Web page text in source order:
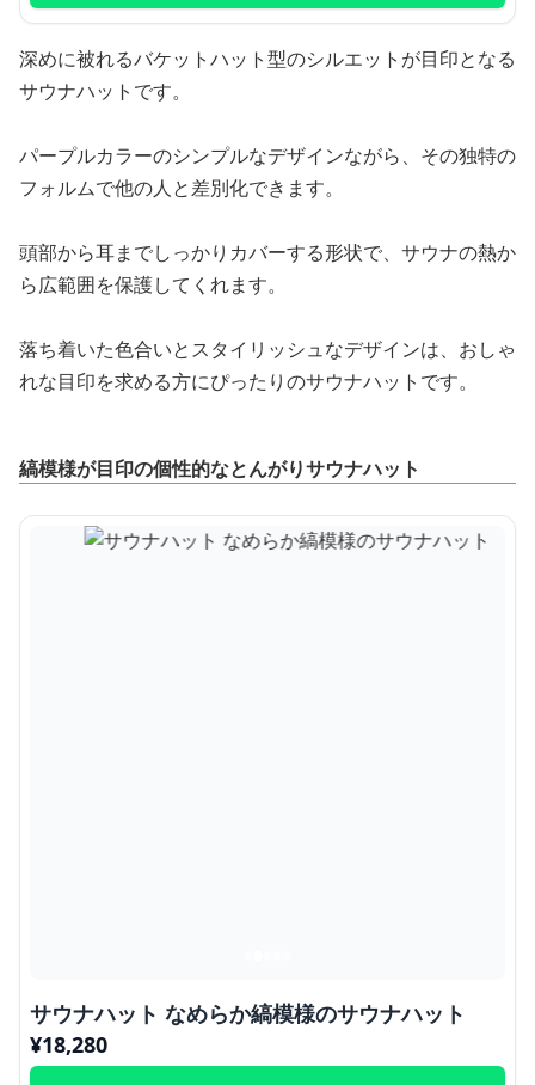
深めに被れるバケットハット型のシルエットが目印となる
サウナハットです。
パープルカラーのシンプルなデザインながら、その独特の
フォルムで他の人と差別化できます。
頭部から耳までしっかりカバーする形状で、サウナの熱か
ら広範囲を保護してくれます。
落ち着いた色合いとスタイリッシュなデザインは、おしゃ
れな目印を求める方にぴったりのサウナハットです。
縞模様が目印の個性的なとんがりサウナハット
サウナハット なめらか縞模様のサウナハット
¥18,280